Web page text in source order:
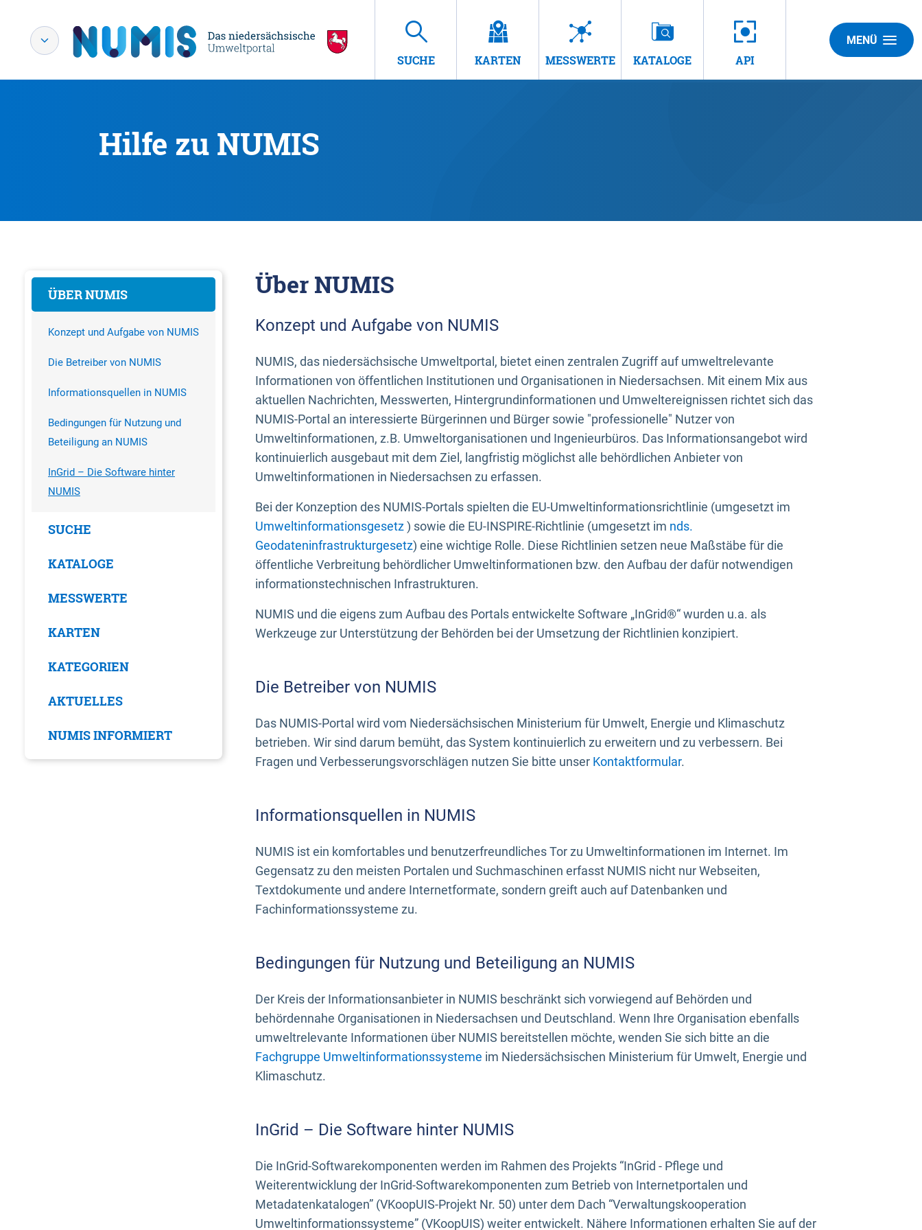
SUCHE KARTEN MESSWERTE KATALOGE API
MENÜ
Hilfe zu NUMIS
ÜBER NUMIS
Konzept und Aufgabe von NUMIS
Die Betreiber von NUMIS
Informationsquellen in NUMIS
Bedingungen für Nutzung und
Beteiligung an NUMIS
InGrid – Die Software hinter
NUMIS
SUCHE
KATALOGE
MESSWERTE
KARTEN
KATEGORIEN
AKTUELLES
NUMIS INFORMIERT
Über NUMIS
Konzept und Aufgabe von NUMIS
NUMIS, das niedersächsische Umweltportal, bietet einen zentralen Zugriff auf umweltrelevante
Informationen von öffentlichen Institutionen und Organisationen in Niedersachsen. Mit einem Mix aus
aktuellen Nachrichten, Messwerten, Hintergrundinformationen und Umweltereignissen richtet sich das
NUMIS-Portal an interessierte Bürgerinnen und Bürger sowie "professionelle" Nutzer von
Umweltinformationen, z.B. Umweltorganisationen und Ingenieurbüros. Das Informationsangebot wird
kontinuierlich ausgebaut mit dem Ziel, langfristig möglichst alle behördlichen Anbieter von
Umweltinformationen in Niedersachsen zu erfassen.
Bei der Konzeption des NUMIS-Portals spielten die EU-Umweltinformationsrichtlinie (umgesetzt im
Umweltinformationsgesetz) sowie die EU-INSPIRE-Richtlinie (umgesetzt im nds.
Geodateninfrastrukturgesetz) eine wichtige Rolle. Diese Richtlinien setzen neue Maßstäbe für die
öffentliche Verbreitung behördlicher Umweltinformationen bzw. den Aufbau der dafür notwendigen
informationstechnischen Infrastrukturen.
NUMIS und die eigens zum Aufbau des Portals entwickelte Software „InGrid®“ wurden u.a. als
Werkzeuge zur Unterstützung der Behörden bei der Umsetzung der Richtlinien konzipiert.
Die Betreiber von NUMIS
Das NUMIS-Portal wird vom Niedersächsischen Ministerium für Umwelt, Energie und Klimaschutz
betrieben. Wir sind darum bemüht, das System kontinuierlich zu erweitern und zu verbessern. Bei
Fragen und Verbesserungsvorschlägen nutzen Sie bitte unser Kontaktformular.
Informationsquellen in NUMIS
NUMIS ist ein komfortables und benutzerfreundliches Tor zu Umweltinformationen im Internet. Im
Gegensatz zu den meisten Portalen und Suchmaschinen erfasst NUMIS nicht nur Webseiten,
Textdokumente und andere Internetformate, sondern greift auch auf Datenbanken und
Fachinformationssysteme zu.
Bedingungen für Nutzung und Beteiligung an NUMIS
Der Kreis der Informationsanbieter in NUMIS beschränkt sich vorwiegend auf Behörden und
behördennahe Organisationen in Niedersachsen und Deutschland. Wenn Ihre Organisation ebenfalls
umweltrelevante Informationen über NUMIS bereitstellen möchte, wenden Sie sich bitte an die
Fachgruppe Umweltinformationssysteme im Niedersächsischen Ministerium für Umwelt, Energie und
Klimaschutz.
InGrid – Die Software hinter NUMIS
Die InGrid-Softwarekomponenten werden im Rahmen des Projekts “InGrid - Pflege und
Weiterentwicklung der InGrid-Softwarekomponenten zum Betrieb von Internetportalen und
Metadatenkatalogen” (VKoopUIS-Projekt Nr. 50) unter dem Dach “Verwaltungskooperation
Umweltinformationssysteme” (VKoopUIS) weiter entwickelt. Nähere Informationen erhalten Sie auf der